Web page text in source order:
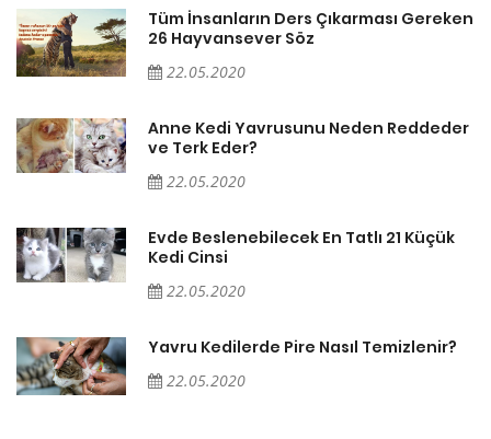
Tüm İnsanların Ders Çıkarması Gereken
26 Hayvansever Söz
22.05.2020
Anne Kedi Yavrusunu Neden Reddeder
ve Terk Eder?
22.05.2020
Evde Beslenebilecek En Tatlı 21 Küçük
Kedi Cinsi
22.05.2020
Yavru Kedilerde Pire Nasıl Temizlenir?
22.05.2020